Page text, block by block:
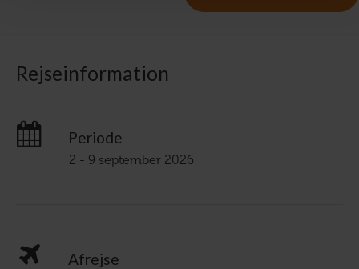
Rejseinformation
Periode
2 - 9 september 2026
Afrejse